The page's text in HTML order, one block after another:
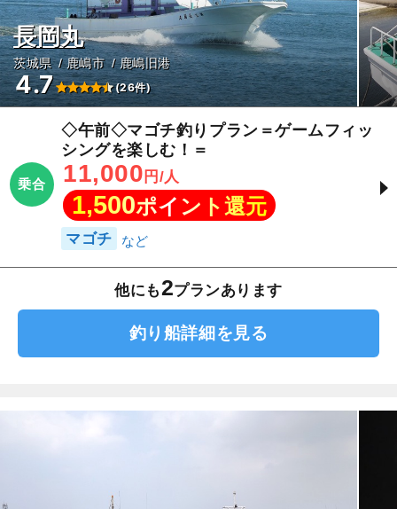
長岡丸
茨城県 鹿嶋市 鹿嶋旧港
4.7 (26件)
乗合
◇午前◇マゴチ釣りプラン＝ゲームフィッ
シングを楽しむ！＝
11,000 円/人
1,500ポイント還元
マゴチ
他にも2プランあります
釣り船詳細を見る